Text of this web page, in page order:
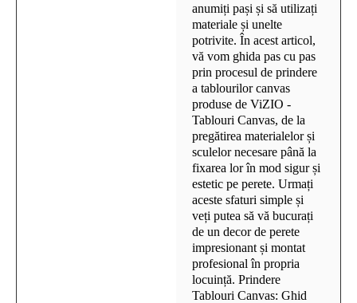
anumiți pași și să utilizați
materiale și unelte
potrivite. În acest articol,
vă vom ghida pas cu pas
prin procesul de prindere
a tablourilor canvas
produse de ViZIO -
Tablouri Canvas, de la
pregătirea materialelor și
sculelor necesare până la
fixarea lor în mod sigur și
estetic pe perete. Urmați
aceste sfaturi simple și
veți putea să vă bucurați
de un decor de perete
impresionant și montat
profesional în propria
locuință. Prindere
Tablouri Canvas: Ghid